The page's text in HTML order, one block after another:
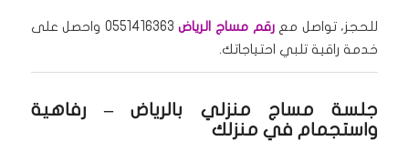
للحجز، تواصل معرقم مساج الرياض
0551416363 واحصل على
خدمة راقية تلبي احتياجاتك.
جلسة مساج منزلي بالرياض – رفاهية
واستجمام في منزلك